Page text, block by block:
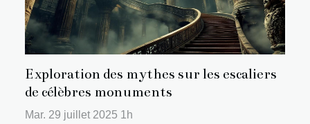
Exploration des mythes sur les escaliers
de célèbres monuments
Mar. 29 juillet 2025 1h